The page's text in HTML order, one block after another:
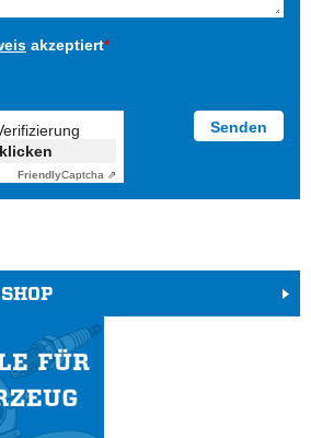
akzeptiert*
FriendlyCaptcha ⇗